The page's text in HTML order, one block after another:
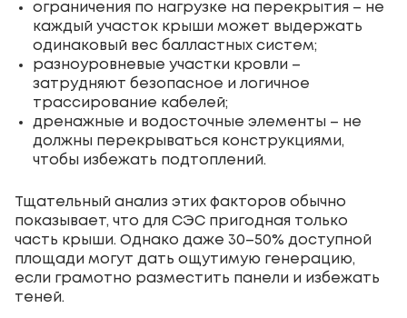
ограничения по нагрузке на перекрытия – не
каждый участок крыши может выдержать
одинаковый вес балластных систем;
разноуровневые участки кровли –
затрудняют безопасное и логичное
трассирование кабелей;
дренажные и водосточные элементы – не
должны перекрываться конструкциями,
чтобы избежать подтоплений.
Тщательный анализ этих факторов обычно
показывает, что для СЭС пригодная только
часть крыши. Однако даже 30–50% доступной
площади могут дать ощутимую генерацию,
если грамотно разместить панели и избежать
теней.